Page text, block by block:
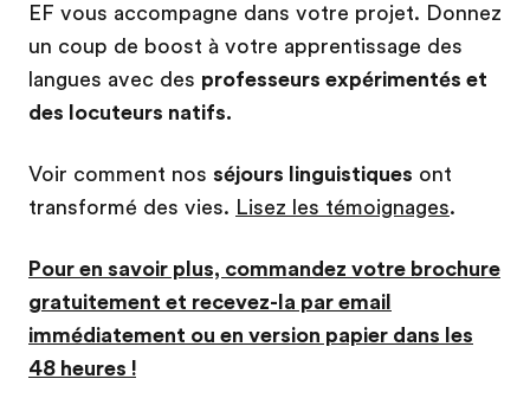
EF vous accompagne dans votre projet. Donnez
un coup de boost à votre apprentissage des
langues avec des professeurs expérimentés et
des locuteurs natifs.
Voir comment nos séjours linguistiques ont
transformé des vies. Lisez les témoignages.
Pour en savoir plus, commandez votre brochure
gratuitement et recevez-la par email
immédiatement ou en version papier dans les
48 heures !